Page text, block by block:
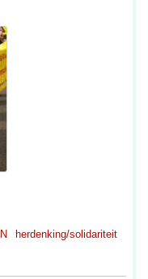
herdenking/solidariteit